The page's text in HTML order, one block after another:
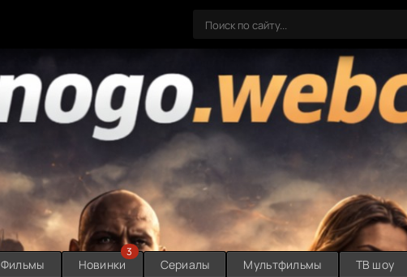
Фильмы Новинки
3
Сериалы Мультфильмы ТВ шоу